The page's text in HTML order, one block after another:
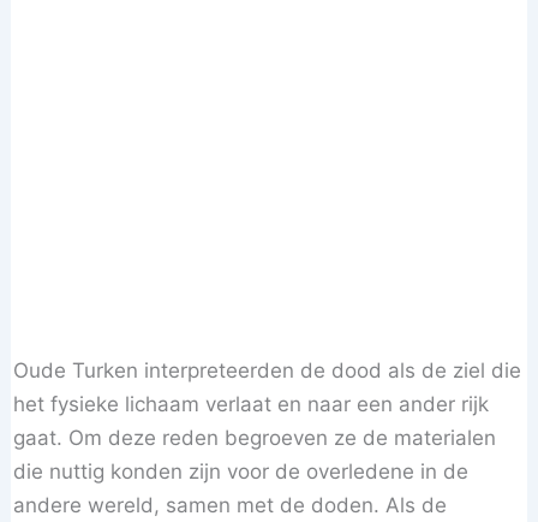
Oude Turken interpreteerden de dood als de ziel die
het fysieke lichaam verlaat en naar een ander rijk
gaat. Om deze reden begroeven ze de materialen
die nuttig konden zijn voor de overledene in de
andere wereld, samen met de doden. Als de